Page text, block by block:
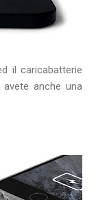
il caricabatterie
anche una